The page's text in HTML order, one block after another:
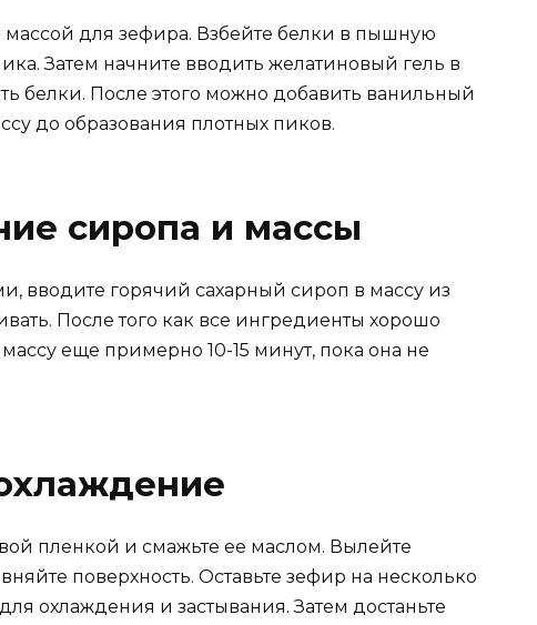
массой для зефира. Взбейте белки в пышную
Затем начните вводить желатиновый гель в
белки. После этого можно добавить ванильный
до образования плотных пиков.
сиропа и массы
вводите горячий сахарный сироп в массу из
После того как все ингредиенты хорошо
еще примерно 10-15 минут, пока она не
пленкой и смажьте ее маслом. Вылейте
поверхность. Оставьте зефир на несколько
охлаждения и застывания. Затем достаньте